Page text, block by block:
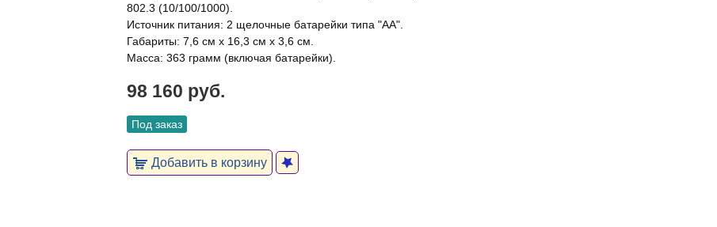
802.3 (10/100/1000).
Источник питания: 2 щелочные батарейки типа "АА".
Габариты: 7,6 см x 16,3 см x 3,6 см.
Масса: 363 грамм (включая батарейки).
98 160 руб.
Под заказ
Добавить в корзину